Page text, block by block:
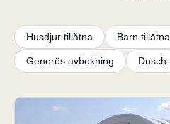
Husdjur tillåtna Barn tillåtna
Generös avbokning Dusch